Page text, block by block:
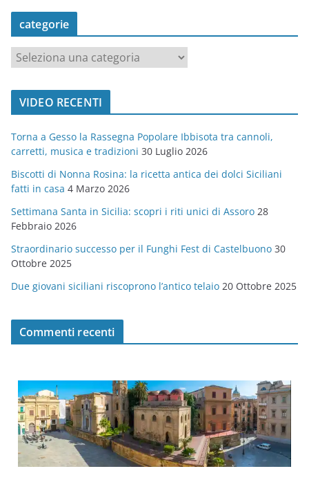
categorie
a
t
o
r
i
e
VIDEO RECENTI
Torna a Gesso la Rassegna Popolare Ibbisota tra cannoli,
carretti, musica e tradizioni 30 Luglio 2026
Biscotti di Nonna Rosina: la ricetta antica dei dolci Siciliani
fatti in casa 4 Marzo 2026
Settimana Santa in Sicilia: scopri i riti unici di Assoro 28
Febbraio 2026
Straordinario successo per il Funghi Fest di Castelbuono 30
Ottobre 2025
Due giovani siciliani riscoprono l’antico telaio 20 Ottobre 2025
Commenti recenti